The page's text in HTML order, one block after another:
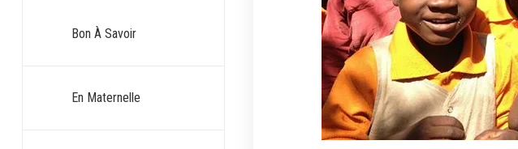
Bon À Savoir
En Maternelle